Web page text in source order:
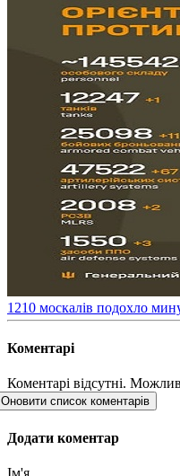
​1210 москалів подохло
Коментарі
Коментарі відсутні.
Оновити список коментарів
Додати коментар
Ім'я